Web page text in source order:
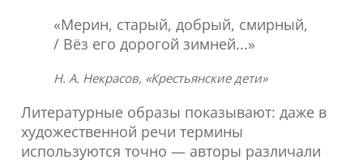
«Мерин, старый, добрый, смирный,
/ Вёз его дорогой зимней...»
Н. А. Некрасов, «Крестьянские дети»
Литературные образы показывают: даже в
художественной речи термины
используются точно — авторы различали